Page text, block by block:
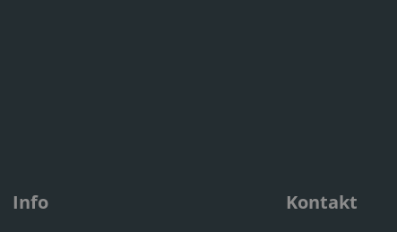
Info Kontakt